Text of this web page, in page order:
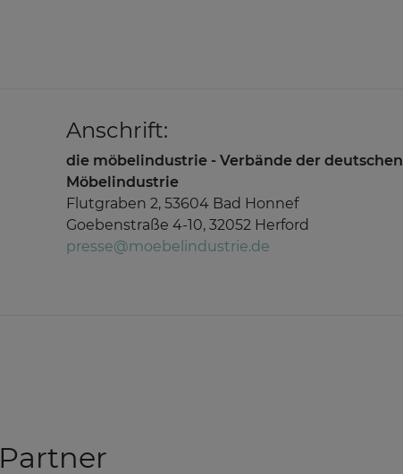
Anschrift:
die möbelindustrie - Verbände der deutschen
Möbelindustrie
Flutgraben 2, 53604 Bad Honnef
Goebenstraße 4-10, 32052 Herford
presse@moebelindustrie.de
Partner